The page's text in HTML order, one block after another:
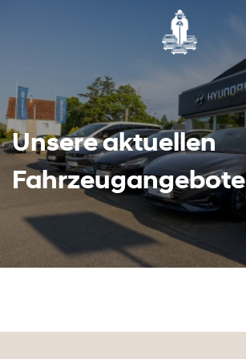
Unsere aktuellen
Fahrzeugangebote